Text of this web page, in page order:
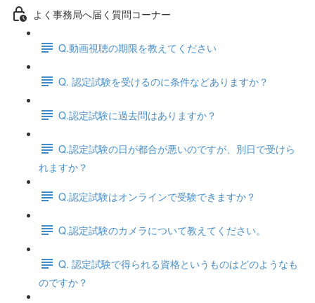
よく事務局へ届く質問コーナー
Q.動画視聴の期限を教えてください
Q. 認定試験を受けるのに条件などありますか？
Q.認定試験に過去問はありますか？
Q.認定試験の日が都合が悪いのですが、別日で受けら
れますか？
Q.認定試験はオンラインで受験できますか？
Q.認定試験のカメラについて教えてください。
Q. 認定試験で得られる資格というものはどのようなも
のですか？